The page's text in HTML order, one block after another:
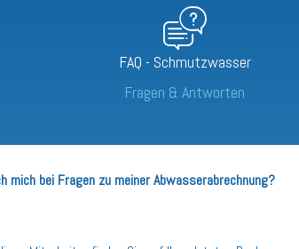
FAQ - Schmutzwasser
Fragen & Antworten
mich bei Fragen zu meiner Abwasserabrechnung?